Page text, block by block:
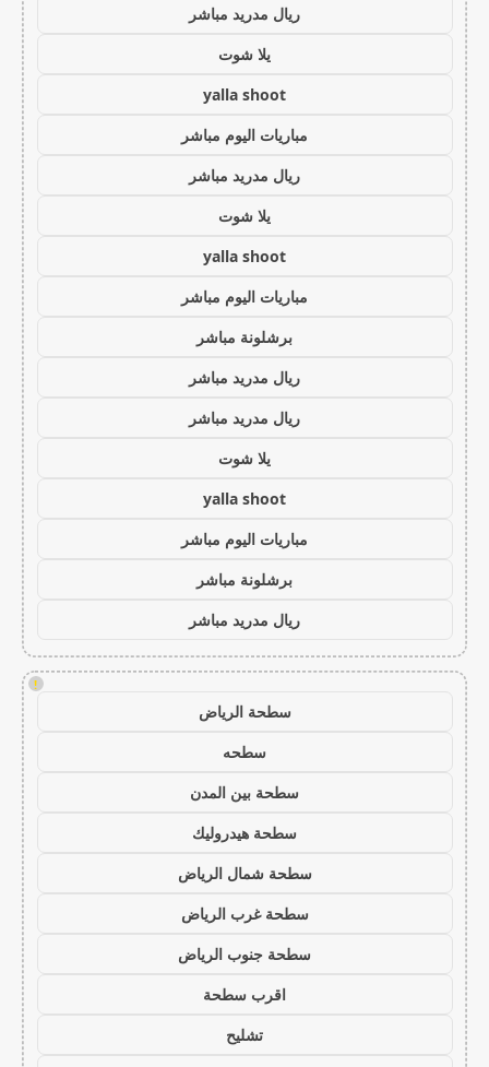
ريال مدريد مباشر
يلا شوت
yalla shoot
مباريات اليوم مباشر
ريال مدريد مباشر
يلا شوت
yalla shoot
مباريات اليوم مباشر
برشلونة مباشر
ريال مدريد مباشر
ريال مدريد مباشر
يلا شوت
yalla shoot
مباريات اليوم مباشر
برشلونة مباشر
ريال مدريد مباشر
!
سطحة الرياض
سطحه
سطحة بين المدن
سطحة هيدروليك
سطحة شمال الرياض
سطحة غرب الرياض
سطحة جنوب الرياض
اقرب سطحة
تشليح